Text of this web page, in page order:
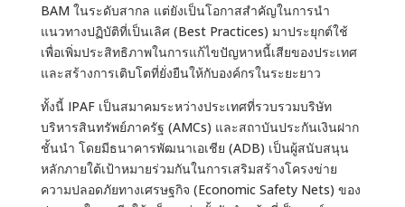
BAM ในระดับสากล แต่ยังเป็นโอกาสสำคัญในการนำ
แนวทางปฏิบัติที่เป็นเลิศ (Best Practices) มาประยุกต์ใช้
เพื่อเพิ่มประสิทธิภาพในการแก้ไขปัญหาหนี้เสียของประเทศ
และสร้างการเติบโตที่ยั่งยืนให้กับองค์กรในระยะยาว
ทั้งนี้ IPAF เป็นสมาคมระหว่างประเทศที่รวบรวมบริษัท
บริหารสินทรัพย์ภาครัฐ (AMCs) และสถาบันประกันเงินฝาก
ชั้นนำ โดยมีธนาคารพัฒนาเอเชีย (ADB) เป็นผู้สนับสนุน
หลักภายใต้เป้าหมายร่วมกันในการเสริมสร้างโครงข่าย
ความปลอดภัยทางเศรษฐกิจ (Economic Safety Nets) ของ